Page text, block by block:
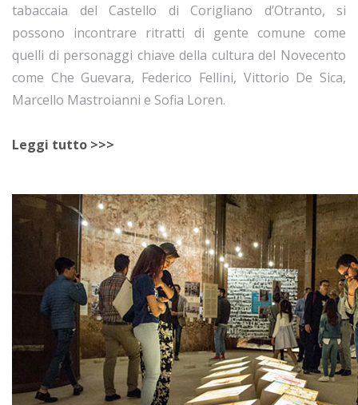
tabaccaia del Castello di Corigliano d’Otranto, si
possono incontrare ritratti di gente comune come
quelli di personaggi chiave della cultura del Novecento
come Che Guevara, Federico Fellini, Vittorio De Sica,
Marcello Mastroianni e Sofia Loren.
Leggi tutto >>>